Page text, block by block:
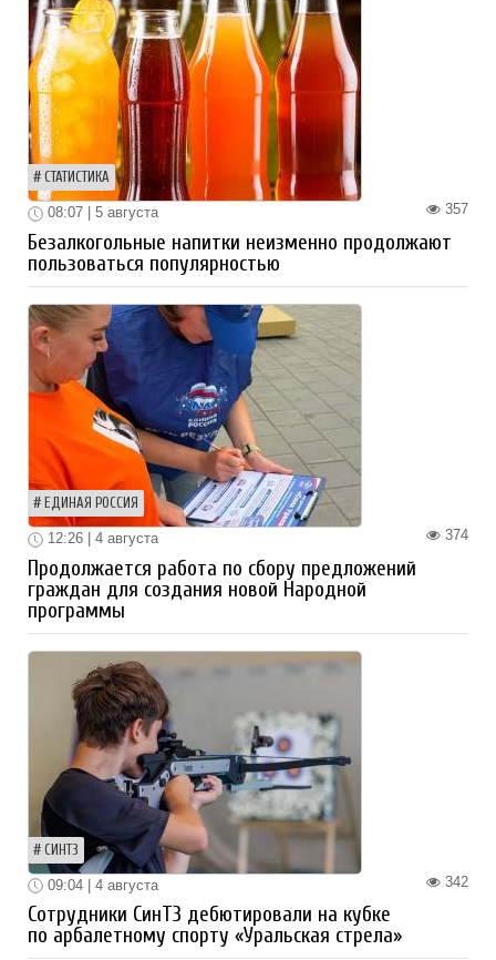
СТАТИСТИКА
357
08:07 | 5 августа
Безалкогольные напитки неизменно продолжают
пользоваться популярностью
ЕДИНАЯ РОССИЯ
374
12:26 | 4 августа
Продолжается работа по сбору предложений
граждан для создания новой Народной
программы
СИНТЗ
342
09:04 | 4 августа
Сотрудники СинТЗ дебютировали на кубке
по арбалетному спорту «Уральская стрела»